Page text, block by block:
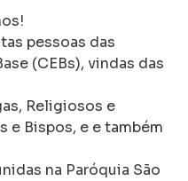
pessoas das
(CEBs), vindas das
Religiosos e
e Bispos, e e também
na Paróquia São